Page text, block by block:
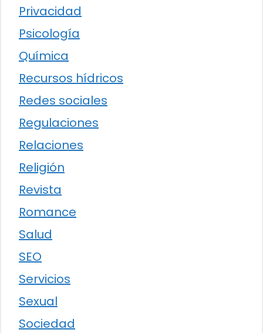
Privacidad
Psicología
Química
Recursos hídricos
Redes sociales
Regulaciones
Relaciones
Religión
Revista
Romance
Salud
SEO
Servicios
Sexual
Sociedad